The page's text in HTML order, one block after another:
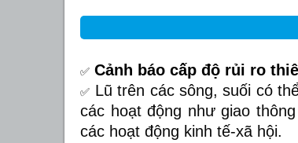
✅ Cảnh báo cấp độ rủi ro
✅ Lũ trên các sông, suối có
các hoạt động như giao
các hoạt động kinh tế-xã hội.